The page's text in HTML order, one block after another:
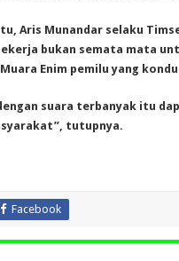
Aris Munandar selaku
bukan semata mata
Enim pemilu yang
suara terbanyak itu
tutupnya.
Facebook